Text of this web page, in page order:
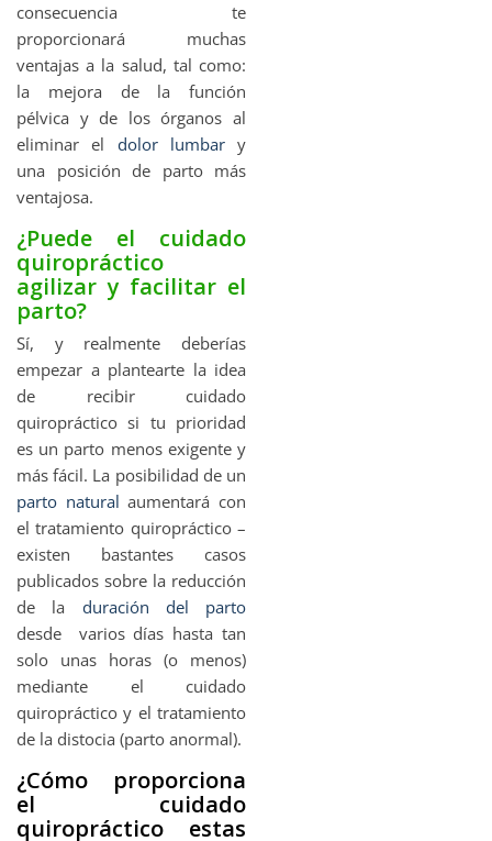
consecuencia te
proporcionará muchas
ventajas a la salud, tal como:
la mejora de la función
pélvica y de los órganos al
eliminar el dolor lumbary
una posición de parto más
ventajosa.
¿Puede el cuidado
quiropráctico
agilizar y facilitar el
parto?
Sí, y realmente deberías
empezar a plantearte la idea
de recibir cuidado
quiropráctico si tu prioridad
es un parto menos exigente y
más fácil. La posibilidad de un
parto natural aumentará con
el tratamiento quiropráctico –
existen bastantes casos
publicados sobre la reducción
de la duración del parto
desde varios días hasta tan
solo unas horas (o menos)
mediante el cuidado
quiropráctico y el tratamiento
de la distocia (parto anormal).
¿Cómo proporciona
el cuidado
quiropráctico estas